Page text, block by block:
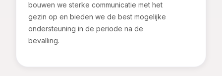
bouwen we sterke communicatie met het
gezin op en bieden we de best mogelijke
ondersteuning in de periode na de
bevalling.